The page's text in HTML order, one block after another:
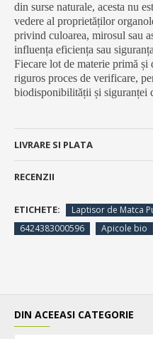
din surse naturale, acesta nu
vedere al proprietăților
privind culoarea, mirosul sau
influența eficiența sau
Fiecare lot de materie primă
riguros proces de verificare,
biodisponibilității și siguranței
LIVRARE SI PLATA
RECENZII
ETICHETE:
Laptisor de Matca
6424383000596
Apicole bio
DIN ACEEASI CATEGORIE